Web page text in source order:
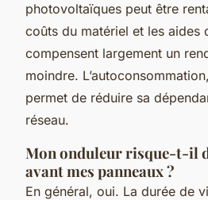
photovoltaïques peut être
coûts du matériel et les aides
compensent largement un
moindre.
permet de réduire sa
réseau.
Mon onduleur risque-t-il
avant mes panneaux ?
En général, oui. La durée de